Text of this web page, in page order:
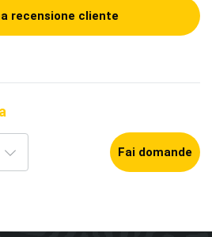
recensione cliente
Fai domande